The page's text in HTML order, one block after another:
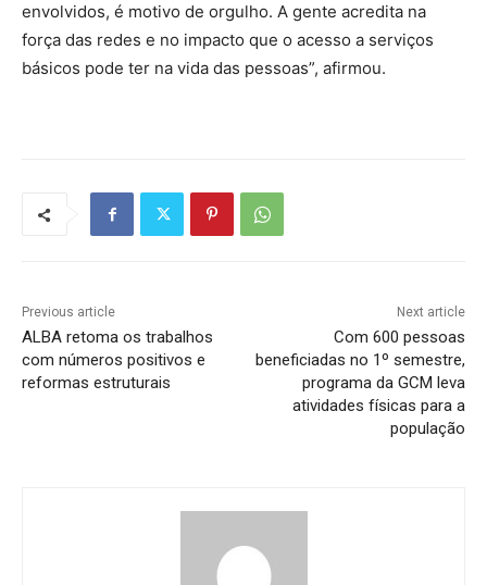
envolvidos, é motivo de orgulho. A gente acredita na
força das redes e no impacto que o acesso a serviços
básicos pode ter na vida das pessoas”, afirmou.
Previous article
ALBA retoma os trabalhos
com números positivos e
reformas estruturais
Next article
Com 600 pessoas
beneficiadas no 1º semestre,
programa da GCM leva
atividades físicas para a
população